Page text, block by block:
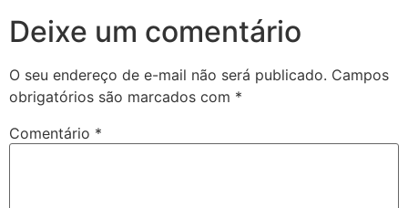
Deixe um comentário
O seu endereço de e-mail não será publicado. Campos
obrigatórios são marcados com *
Comentário *